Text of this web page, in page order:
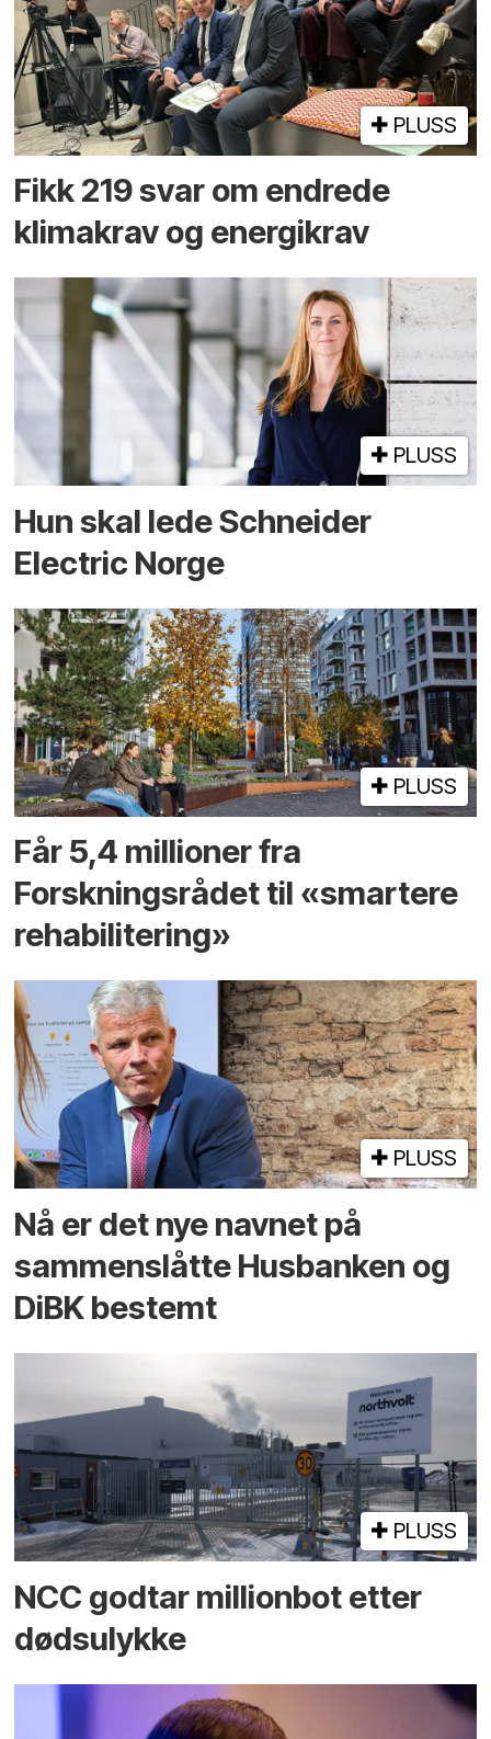
PLUSS
Fikk 219 svar om endrede
klimakrav og energikrav
PLUSS
Hun skal lede Schneider
Electric Norge
PLUSS
Får 5,4 millioner fra
Forskningsrådet til «smartere
rehabilitering»
PLUSS
Nå er det nye navnet på
sammenslåtte Husbanken og
DiBK bestemt
PLUSS
NCC godtar millionbot etter
dødsulykke